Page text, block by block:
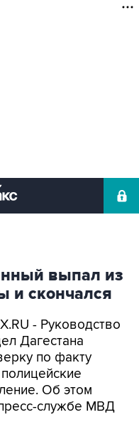
выпал из
и скончался
- Руководство
Дагестана
по факту
Об этом
службе МВД